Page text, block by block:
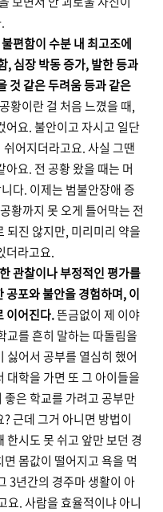
편함이 수분 내 최고조에
, 심장 박동 증가, 발한 등과
것 같은 두려움 등과 같은
황이란 걸 처음 느꼈을 때,
어요. 불안이고 자시고 일단
어지더라고요. 사실 그땐
요. 전 공황 왔을 때는 머
다. 이제는 범불안장애 증
황까지 못 오게 틀어막는 전
되진 않지만, 미리미리 약을
더라고요.
관찰이나 부정적인 평가를
공포와 불안을 경험하며, 이
이어진다.뜬금없이 제 이야
교를 흔히 말하는 따돌림을
싫어서 공부를 열심히 했어
대학을 가면 또 그 아이들을
은 학교를 가려고 공부만
근데 그거 아니면 방법이
시도 못 쉬고 앞만 보던 경
몸값이 떨어지고 욕을 먹
3년간의 경주마 생활이 아
요. 사람을 효율적이냐 아니